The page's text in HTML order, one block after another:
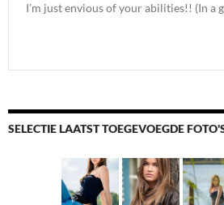
I’m just envious of your abilities!! (In a
SELECTIE LAATST TOEGEVOEGDE